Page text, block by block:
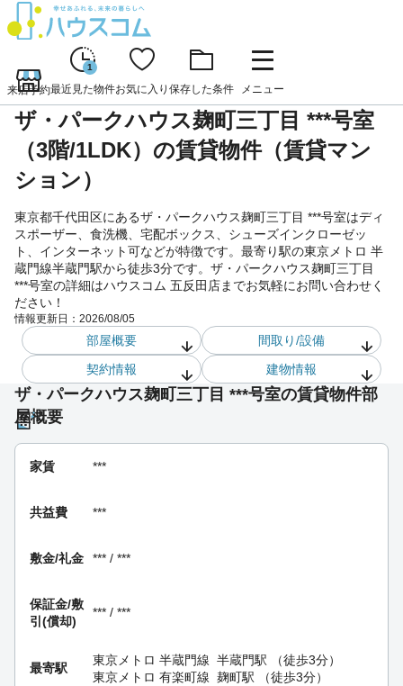
来店予約
1
最近見た物件お気に入り 保存した条件 メニュー
ザ・パークハウス麹町三丁目 ***号室
（3階/1LDK）の賃貸物件（賃貸マン
ション）
東京都千代田区にあるザ・パークハウス麹町三丁目 ***号室はディ
スポーザー、食洗機、宅配ボックス、シューズインクローゼッ
ト、インターネット可などが特徴です。最寄り駅の東京メトロ 半
蔵門線半蔵門駅から徒歩3分です。ザ・パークハウス麹町三丁目
***号室の詳細はハウスコム 五反田店までお気軽にお問い合わせく
ださい！
情報更新日： 2026/08/05
部屋概要
間取り/設備
契約情報
建物情報
ザ・パークハウス麹町三丁目 ***号室の賃貸物件部
屋概要
家賃 ***
共益費 ***
敷金/礼金 *** / ***
保証金/敷
引(償却)
*** / ***
最寄駅
東京メトロ 半蔵門線 半蔵門駅 （徒歩3分）
東京メトロ 有楽町線 麹町駅 （徒歩3分）